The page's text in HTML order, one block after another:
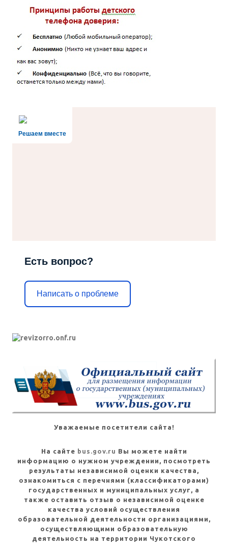
Решаем вместе
Есть вопрос?
Написать о проблеме
Уважаемые посетители сайта!
На сайте bus.gov.ru Вы можете найти
информацию о нужном учреждении, посмотреть
результаты независимой оценки качества,
ознакомиться с перечнями (классификаторами)
государственных и муниципальных услуг, а
также оставить отзыв о независимой оценке
качества условий осуществления
образовательной деятельности организациями,
осуществляющими образовательную
деятельность на территории Чукотского